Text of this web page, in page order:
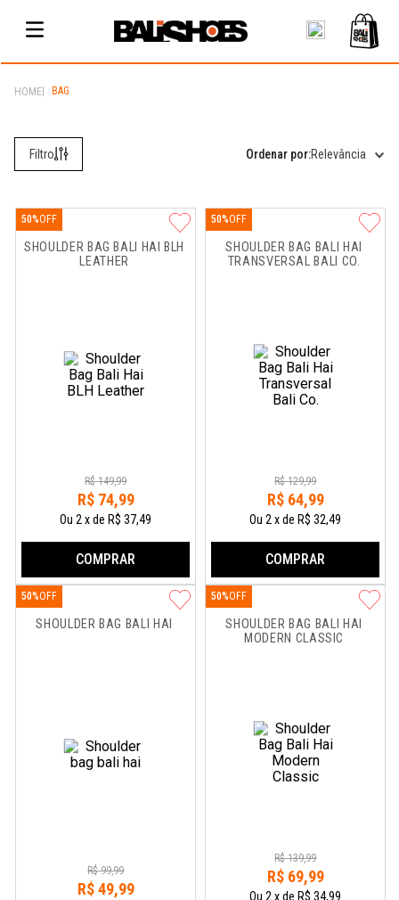
BAG
Relevância
SHOULDER BAG BALI HAI BLH
LEATHER
50%
R$ 149,99
R$ 74,99
Ou2 xde R$ 37,49
COMPRAR
SHOULDER BAG BALI HAI
TRANSVERSAL BALI CO.
50%
R$ 129,99
R$ 64,99
Ou2 xde R$ 32,49
COMPRAR
SHOULDER BAG BALI HAI
50%
R$ 99,99
R$49,99
SHOULDER BAG BALI HAI
MODERN CLASSIC
50%
R$ 139,99
R$ 69,99
Ou2 xde R$ 34,99